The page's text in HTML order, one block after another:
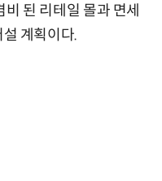
된 리테일 몰과 면세
계획이다.